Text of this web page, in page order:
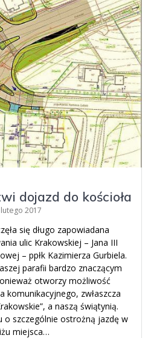
dojazd do kościoła
2017
się długo zapowiadana
ulic Krakowskiej – Jana III
– ppłk Kazimierza Gurbiela.
parafii bardzo znaczącym
otworzy możliwość
komunikacyjnego, zwłaszcza
a naszą świątynią.
o szczególnie ostrożną jazdę w
miejsca…